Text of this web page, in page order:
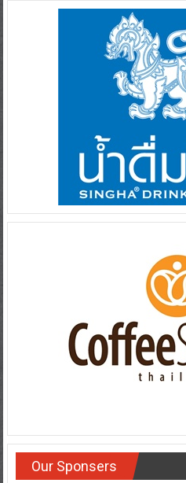
Our Sponsers